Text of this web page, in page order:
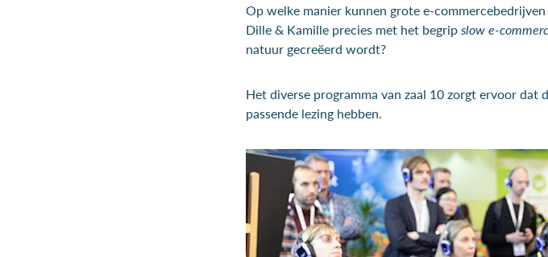
Op welke manier kunnen grote e-
Dille & Kamille precies met het begripslow e-
natuur gecreëerd wordt?
Het diverse programma van zaal 10 zorgt ervoor dat
passende lezing hebben.